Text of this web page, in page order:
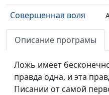
Совершенная воля
Божья
Противление воле
Божьей
Рождение от воды
Описание програмы
Ложь имеет
правда одна, и эта
Писании от самой